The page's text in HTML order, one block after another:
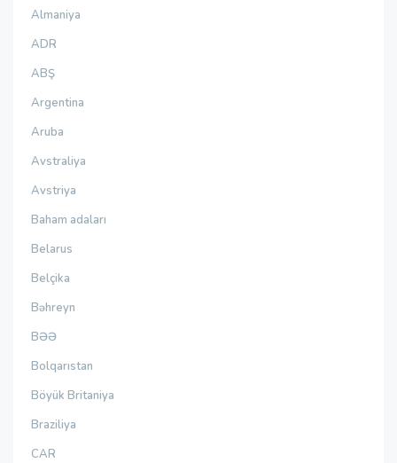
Almaniya
ADR
ABŞ
Argentina
Aruba
Avstraliya
Avstriya
Baham adaları
Belarus
Belçika
Bəhreyn
BƏƏ
Bolqarıstan
Böyük Britaniya
Braziliya
CAR